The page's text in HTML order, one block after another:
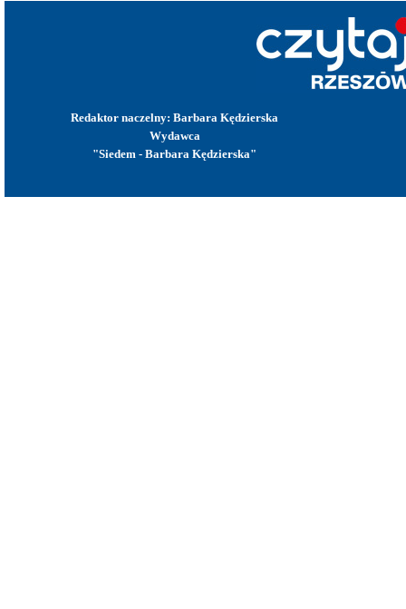
Redaktor naczelny: Barbara Kędzierska
Wydawca
"Siedem - Barbara Kędzierska"